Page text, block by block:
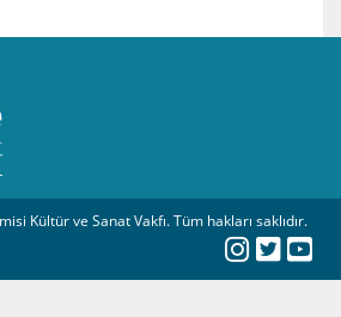
Kültür ve Sanat Vakfı. Tüm hakları saklıdır.